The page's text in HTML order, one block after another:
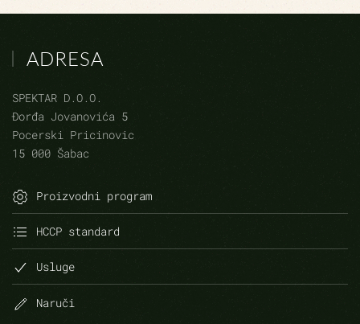
ADRESA
SPEKTAR D.O.O.
Đorđa Jovanovića 5
Pocerski Pricinovic
15 000 Šabac
Proizvodni program
HCCP standard
Usluge
Naruči